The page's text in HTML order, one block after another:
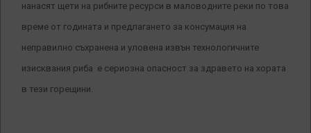
нанасят щети на рибните ресурси в маловодните реки по това
време от годината и предлагането за консумация на
неправилно съхранена и уловена извън технологичните
изисквания риба е сериозна опасност за здравето на хората
в тези горещини.